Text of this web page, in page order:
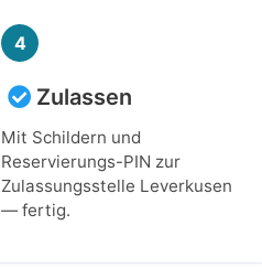
4
Zulassen
Mit Schildern und
Reservierungs-PIN zur
Zulassungsstelle Leverkusen
— fertig.